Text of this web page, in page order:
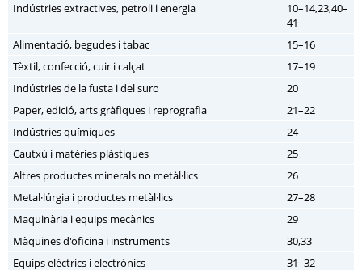
Indústries extractives, petroli i energia
10–14,23,40–
41
Alimentació, begudes i tabac
15–16
Tèxtil, confecció, cuir i calçat
17–19
Indústries de la fusta i del suro
20
Paper, edició, arts gràfiques i reprografia
21–22
Indústries químiques
24
Cautxú i matèries plàstiques
25
Altres productes minerals no metàl·lics
26
Metal·lúrgia i productes metàl·lics
27–28
Maquinària i equips mecànics
29
Màquines d'oficina i instruments
30,33
Equips elèctrics i electrònics
31–32